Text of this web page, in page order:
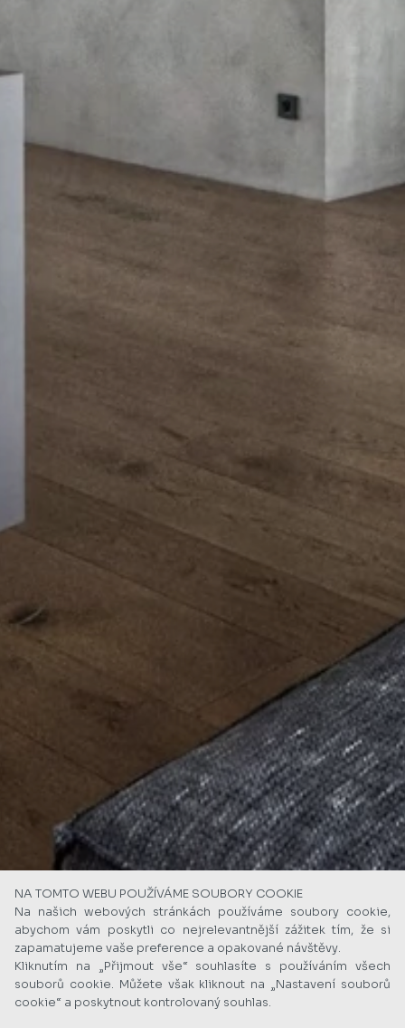
NA TOMTO WEBU POUŽÍVÁME SOUBORY COOKIE
Na našich webových stránkách používáme soubory cookie,
abychom vám poskytli co nejrelevantnější zážitek tím, že si
zapamatujeme vaše preference a opakované návštěvy.
Kliknutím na „Přijmout vše“ souhlasíte s používáním všech
souborů cookie. Můžete však kliknout na „Nastavení souborů
cookie“ a poskytnout kontrolovaný souhlas.